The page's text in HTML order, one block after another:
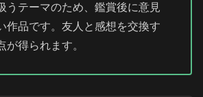
うテーマのため、鑑賞後に意見
作品です。友人と感想を交換す
が得られます。